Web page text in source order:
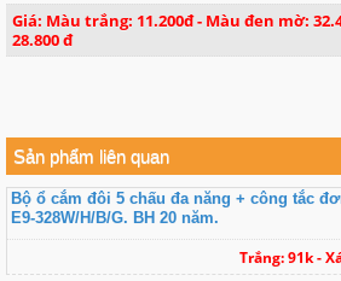
Giá: Màu trắng: 11.200đ - Màu đen mờ:
28.800 đ
Sản phẩm liên quan
Bộ ổ cắm đôi 5 chấu đa năng + công tắc
E9-328W/H/B/G. BH 20 năm.
Trắng: 91k -